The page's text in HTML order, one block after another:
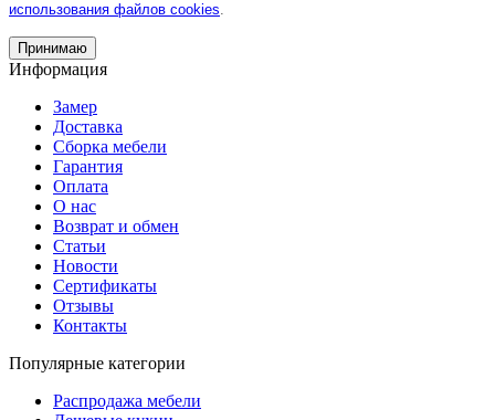
использования файлов cookies.
Принимаю
Информация
Замер
Доставка
Сборка мебели
Гарантия
Оплата
О нас
Возврат и обмен
Статьи
Новости
Сертификаты
Отзывы
Контакты
Популярные категории
Распродажа мебели